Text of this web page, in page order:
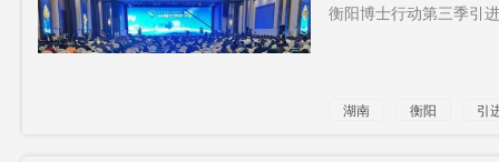
衡阳博士行动第三季引
湖南 衡阳 引